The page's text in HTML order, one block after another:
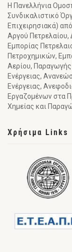
Η Πανελλήνια
Συνδικαλιστικό
Επιχειρησιακά)
Αργού Πετρελαίου,
Εμπορίας
Πετροχημικών,
Αερίου, Παραγωγής
Ενέργειας,
Ενέργειας,
Εργαζομένων στα
Χημείας και
Χρήσιμα Links